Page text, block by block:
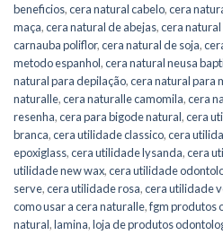
beneficios,cera natural cabelo,cera
maça,cera natural de abejas,cera natural
carnauba poliflor,cera natural de soja,
metodo espanhol,cera natural neusa
natural para depilação,cera natural para
naturalle,cera naturalle camomila,cera
resenha,cera para bigode natural,cera
branca,cera utilidade classico,cera
epoxiglass,cera utilidade lysanda,cera
utilidade new wax,cera utilidade
serve,cera utilidade rosa,cera utilidade
como usar a cera naturalle,fgm produtos
natural,lamina,loja de produtos